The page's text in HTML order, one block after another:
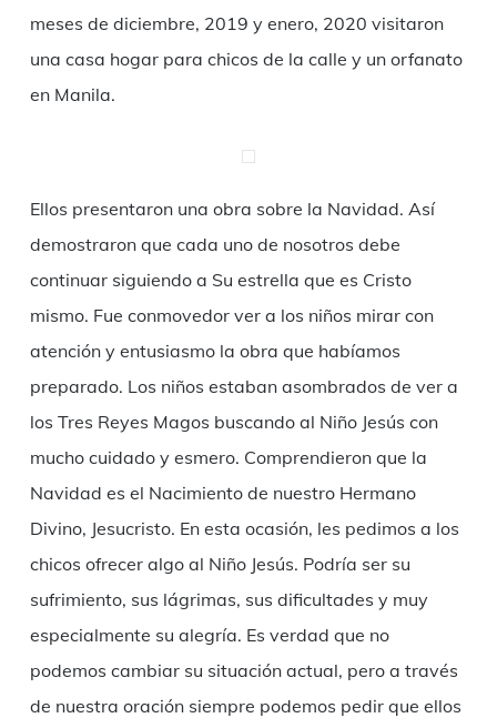
meses de diciembre, 2019 y enero, 2020 visitaron
una casa hogar para chicos de la calle y un orfanato
en Manila.
Ellos presentaron una obra sobre la Navidad. Así
demostraron que cada uno de nosotros debe
continuar siguiendo a Su estrella que es Cristo
mismo. Fue conmovedor ver a los niños mirar con
atención y entusiasmo la obra que habíamos
preparado. Los niños estaban asombrados de ver a
los Tres Reyes Magos buscando al Niño Jesús con
mucho cuidado y esmero. Comprendieron que la
Navidad es el Nacimiento de nuestro Hermano
Divino, Jesucristo. En esta ocasión, les pedimos a los
chicos ofrecer algo al Niño Jesús. Podría ser su
sufrimiento, sus lágrimas, sus dificultades y muy
especialmente su alegría. Es verdad que no
podemos cambiar su situación actual, pero a través
de nuestra oración siempre podemos pedir que ellos